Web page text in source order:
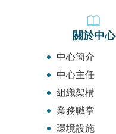
關於中心
中心簡介
中心主任
組織架構
業務職掌
環境設施